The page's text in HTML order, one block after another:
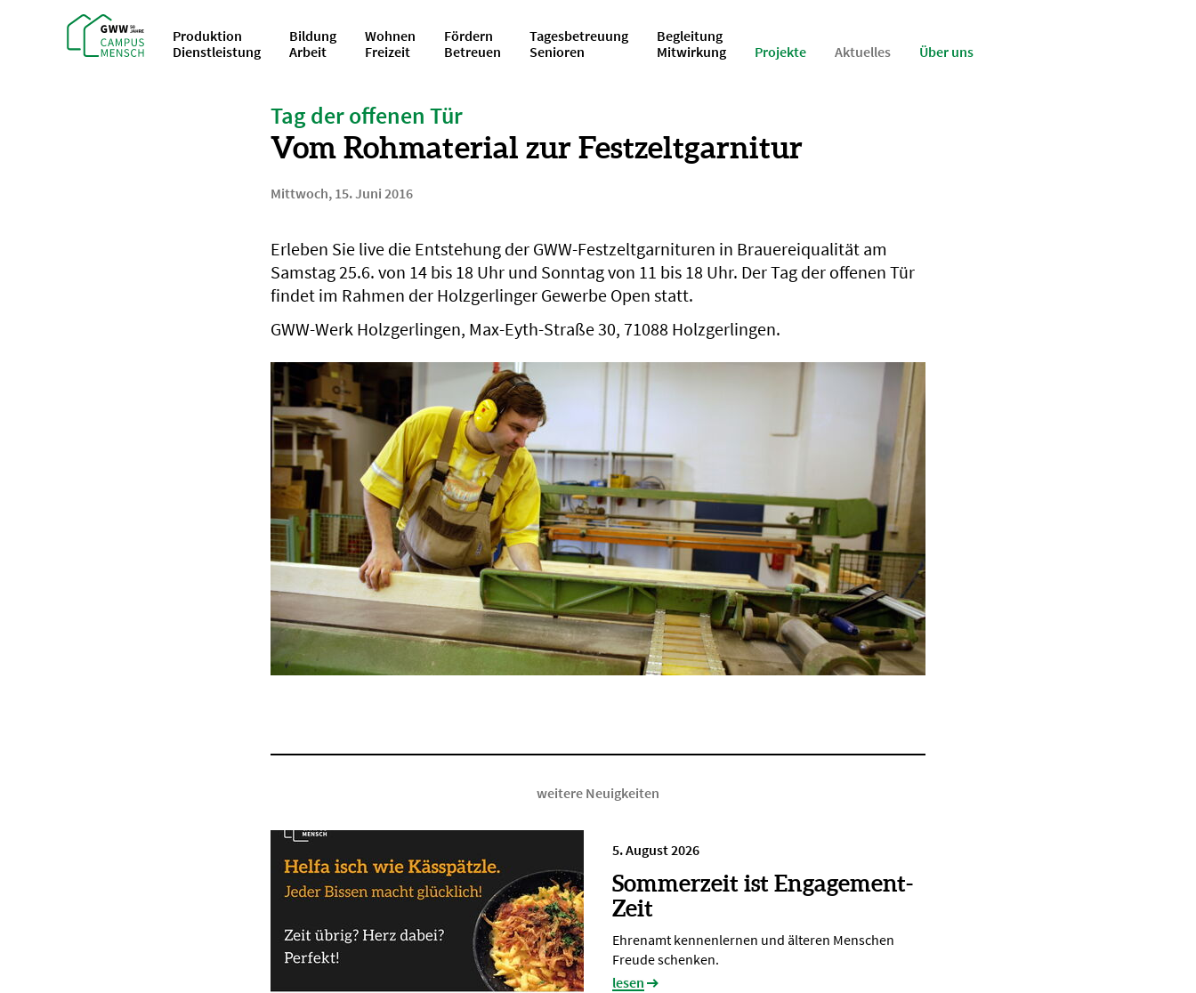
Produktion
Dienstleistung
Bildung
Arbeit
Wohnen
Freizeit
Fördern
Betreuen
Tagesbetreuung
Senioren
Begleitung
Mitwirkung
Projekte Aktuelles Über uns
Tag der offenen Tür
Vom Rohmaterial zur Festzeltgarnitur
Mittwoch, 15. Juni 2016
Erleben Sie live die Entstehung der GWW-Festzeltgarnituren in Brauereiqualität am
Samstag 25.6. von 14 bis 18 Uhr und Sonntag von 11 bis 18 Uhr. Der Tag der offenen Tür
findet im Rahmen der Holzgerlinger Gewerbe Open statt.
GWW-Werk Holzgerlingen, Max-Eyth-Straße 30, 71088 Holzgerlingen.
weitere Neuigkeiten
5. August 2026
Sommerzeit ist Engagement-
Zeit
Ehrenamt kennenlernen und älteren Menschen
Freude schenken.
lesen